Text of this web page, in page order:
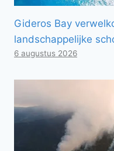
Gideros Bay
landschappelijke
6 augustus 2026